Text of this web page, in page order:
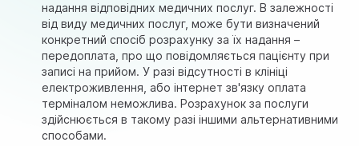
надання відповідних медичних послуг. В залежності
від виду медичних послуг, може бути визначений
конкретний спосіб розрахунку за їх надання –
передоплата, про що повідомляється пацієнту при
записі на прийом. У разі відсутності в клініці
електроживлення, або інтернет зв'язку оплата
терміналом неможлива. Розрахунок за послуги
здійснюється в такому разі іншими альтернативними
способами.